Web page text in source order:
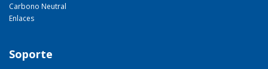
Carbono Neutral
Enlaces
Soporte